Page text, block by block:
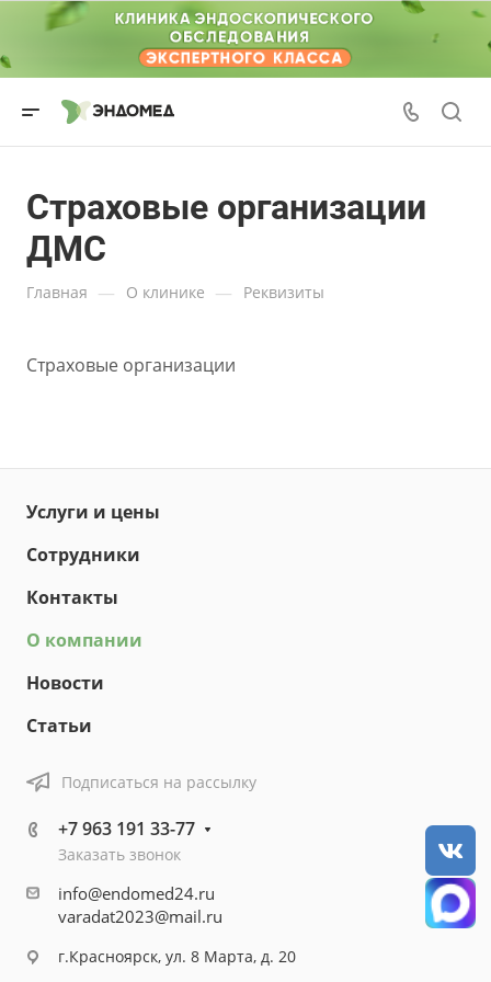
Страховые организации
ДМС
Главная — О клинике — Реквизиты
Страховые организации
Услуги и цены
Сотрудники
Контакты
О компании
Новости
Статьи
Подписаться на рассылку
+7 963 191 33-77
Заказать звонок
info@endomed24.ru
varadat2023@mail.ru
г.Красноярск, ул. 8 Марта, д. 20